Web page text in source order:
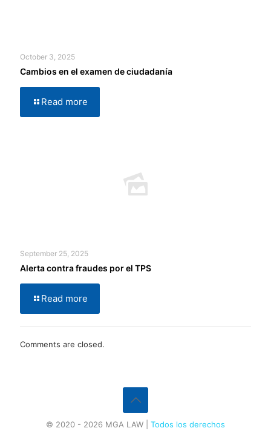
October 3, 2025
Cambios en el examen de ciudadanía
Read more
September 25, 2025
Alerta contra fraudes por el TPS
Read more
Comments are closed.
© 2020 - 2026 MGA LAW | Todos los derechos